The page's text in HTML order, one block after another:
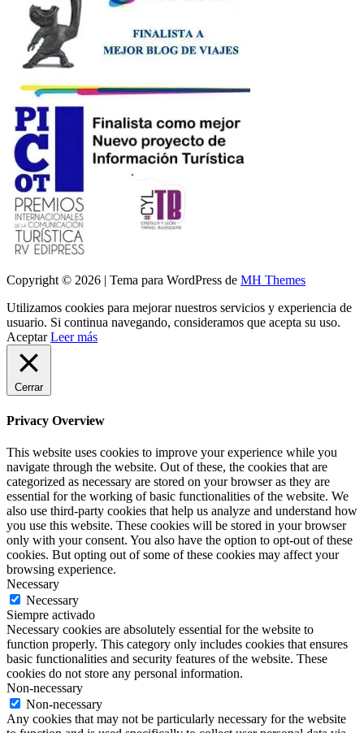
Copyright © 2026 | Tema para WordPress de MH Themes
Utilizamos cookies para mejorar nuestros servicios y experiencia de
usuario. Si continua navegando, consideramos que acepta su uso.
Aceptar Leer más
Cerrar
Privacy Overview
This website uses cookies to improve your experience while you
navigate through the website. Out of these, the cookies that are
categorized as necessary are stored on your browser as they are
essential for the working of basic functionalities of the website. We
also use third-party cookies that help us analyze and understand how
you use this website. These cookies will be stored in your browser
only with your consent. You also have the option to opt-out of these
cookies. But opting out of some of these cookies may affect your
browsing experience.
Necessary
Necessary
Siempre activado
Necessary cookies are absolutely essential for the website to
function properly. This category only includes cookies that ensures
basic functionalities and security features of the website. These
cookies do not store any personal information.
Non-necessary
Non-necessary
Any cookies that may not be particularly necessary for the website